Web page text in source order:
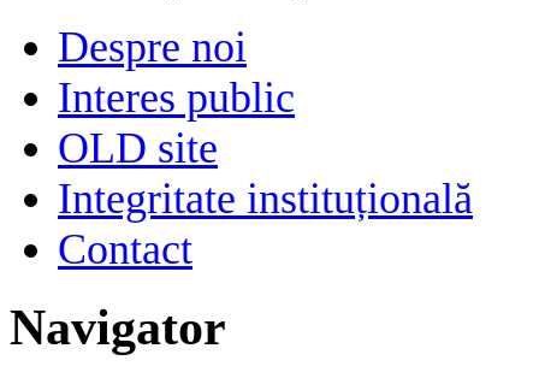
Despre noi
Interes public
OLD site
Integritate instituțională
Contact
Navigator